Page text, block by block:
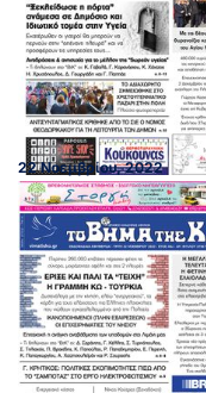
22 Νοεμβρίου, 2022